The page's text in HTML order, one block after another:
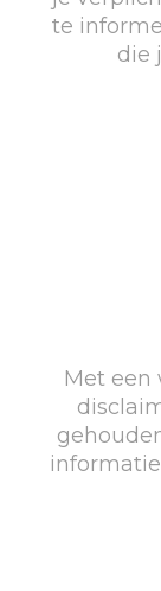
te
die
Met een